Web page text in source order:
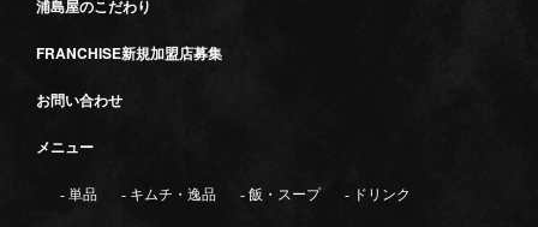
浦島屋のこだわり
FRANCHISE新規加盟店募集
お問い合わせ
メニュー
- 単品 - キムチ・逸品 - 飯・スープ - ドリンク